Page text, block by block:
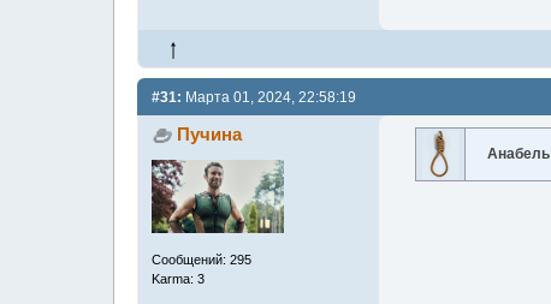
#31: Марта 01, 2024, 22:58:19
Пучина
Сообщений: 295
Karma: 3
Анабель